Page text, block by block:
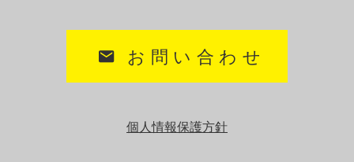
お問い合わせ
個人情報保護方針